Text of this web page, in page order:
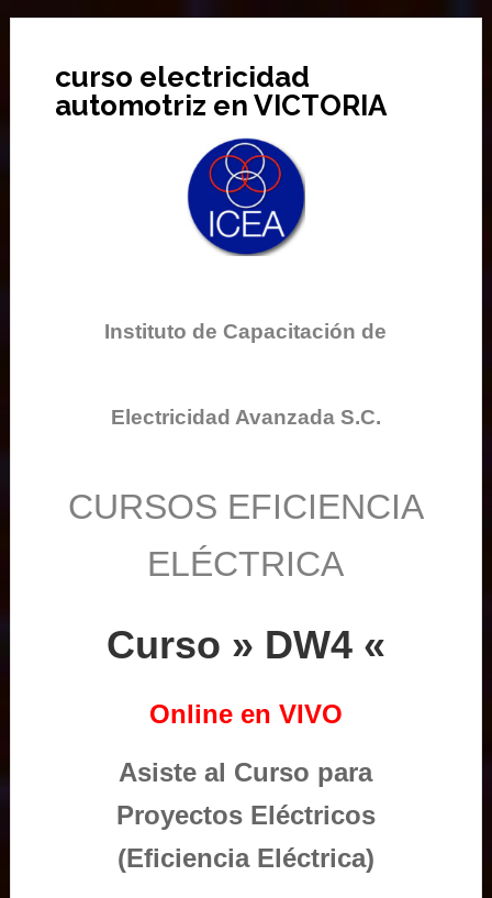
curso electricidad
automotriz en VICTORIA
Instituto de Capacitación de
Electricidad Avanzada S.C.
CURSOS EFICIENCIA
ELÉCTRICA
Curso » DW4 «
Online en VIVO
Asiste al Curso para
Proyectos Eléctricos
(Eficiencia Eléctrica)